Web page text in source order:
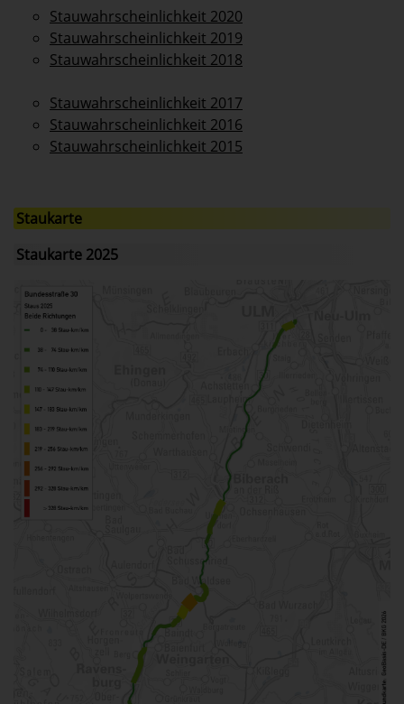
Stauwahrscheinlichkeit 2020
Stauwahrscheinlichkeit 2019
Stauwahrscheinlichkeit 2018
Stauwahrscheinlichkeit 2017
Stauwahrscheinlichkeit 2016
Stauwahrscheinlichkeit 2015
Staukarte
Staukarte 2025